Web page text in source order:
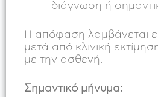
διάγνωση ή
Η απόφαση λαμβάνεται
μετά από κλινική
με την ασθενή.
Σημαντικό μήνυμα: